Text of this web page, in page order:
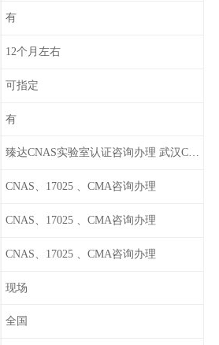
有
12个月左右
可指定
有
臻达CNAS实验室认证咨询办理 武汉CNAS实验室认可办理
CNAS、17025 、CMA咨询办理
CNAS、17025 、CMA咨询办理
CNAS、17025 、CMA咨询办理
现场
全国